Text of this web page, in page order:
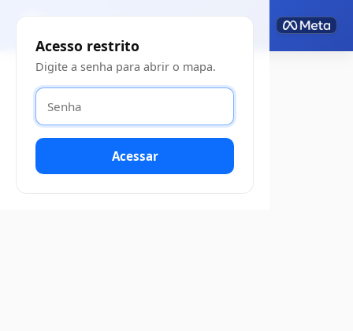
Acesso restrito
Digite a senha para abrir o mapa.
Acessar